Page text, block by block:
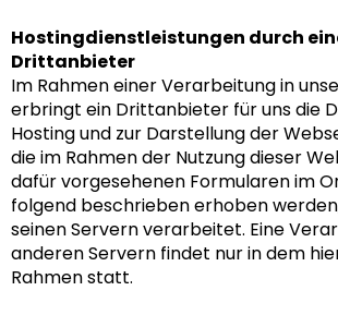
Hostingdienstleistungen durch
Drittanbieter
Im Rahmen einer Verarbeitung in
erbringt ein Drittanbieter für uns die
Hosting und zur Darstellung der
die im Rahmen der Nutzung dieser
dafür vorgesehenen Formularen im
folgend beschrieben erhoben
seinen Servern verarbeitet. Eine
anderen Servern findet nur in dem
Rahmen statt.